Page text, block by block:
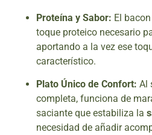
Proteína y Sabor: El
toque proteico necesario
aportando a la vez ese
característico.
Plato Único de Confort: Al
completa, funciona de
saciante que estabiliza la
necesidad de añadir